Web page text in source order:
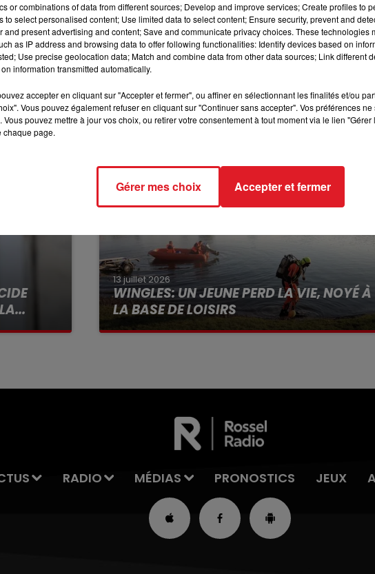
RDL & VOUS
de produits au départ des sites de TotalEnergies sont
continuera à assurer les approvisionnements de son réseau de
son côté la direction du groupe pétrolier.
13 juillet 2026
WINGLES: UN JEUNE PERD LA VIE, NOYÉ À
LA BASE DE LOISIRS
La victime a coulé à pic
RADIO MÉDIAS PRONOSTICS JEUX
or combinations of data from different sources; Develop and improve services; Create profiles to
to select personalised content; Use limited data to select content; Ensure security, prevent and
and present advertising and content; Save and communicate privacy choices. These technologies
as IP address and browsing data to offer following functionalities: Identify devices based on
Use precise geolocation data; Match and combine data from other data sources; Link different
information transmitted automatically.
accepter en cliquant sur "Accepter et fermer", ou affiner en sélectionnant les finalités et/ou
Vous pouvez également refuser en cliquant sur "Continuer sans accepter". Vos préférences
Vous pouvez mettre à jour vos choix, ou retirer votre consentement à tout moment via le lien
chaque page.
Gérer mes choix Accepter et fermer